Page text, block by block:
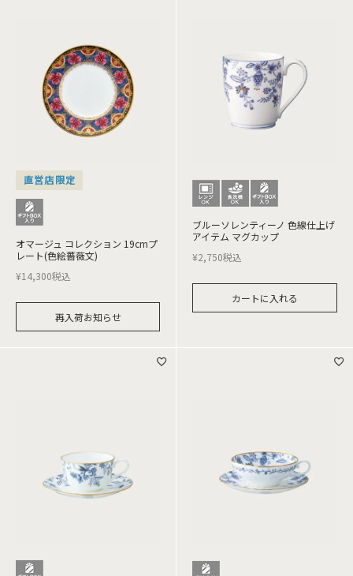
直営店限定
オマージュ コレクション 19cmプ
レート(色絵薔薇文)
¥14,300税込
再入荷お知らせ
ブルーソレンティーノ 色線仕上げ
アイテム マグカップ
¥2,750税込
カートに入れる